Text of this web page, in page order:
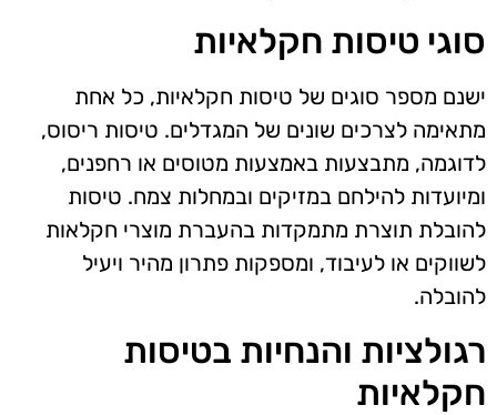
סוגי טיסות חקלאיות
ישנם מספר סוגים של טיסות חקלאיות, כל אחת
מתאימה לצרכים שונים של המגדלים. טיסות ריסוס,
לדוגמה, מתבצעות באמצעות מטוסים או רחפנים,
ומיועדות להילחם במזיקים ובמחלות צמח. טיסות
להובלת תוצרת מתמקדות בהעברת מוצרי חקלאות
לשווקים או לעיבוד, ומספקות פתרון מהיר ויעיל
להובלה.
רגולציות והנחיות בטיסות
חקלאיות